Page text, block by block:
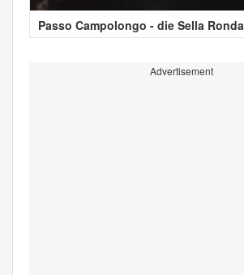
Passo Campolongo - die Sella Ronda
Advertisement